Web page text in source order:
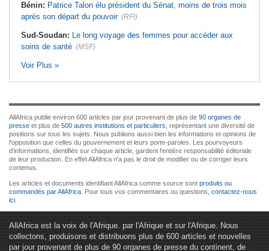
Bénin: Patrice Talon élu président du Sénat, moins de trois mois
après son départ du pouvoir (RFI)
Sud-Soudan: Le long voyage des femmes pour accéder aux
soins de santé (MSF)
Voir Plus »
AllAfrica publie environ 600 articles par jour provenant de plus de 90 organes de
presse et plus de 500 autres institutions et particuliers , représentant une diversité de
positions sur tous les sujets. Nous publions aussi bien les informations et opinions de
l'opposition que celles du gouvernement et leurs porte-paroles. Les pourvoyeurs
d'informations, identifiés sur chaque article, gardent l'entière responsabilité éditoriale
de leur production. En effet AllAfrica n'a pas le droit de modifier ou de corriger leurs
contenus.
Les articles et documents identifiant AllAfrica comme source sont produits ou
commandés par AllAfrica . Pour tous vos commentaires ou questions, contactez-nous
ici
AllAfrica est la voix de l'Afrique. par l'Afrique et sur l'Afrique. Nous
collectons, produisons et distribuons plus de 600 articles et nouvelles
par jour provenant de plus de 90 organes de presse du continent, de